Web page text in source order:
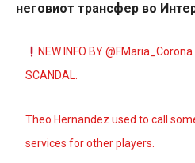
неговиот трансфер во
NEW INFO BY@FMaria_Corona
SCANDAL.
Theo Hernandez used to call
services for other players.